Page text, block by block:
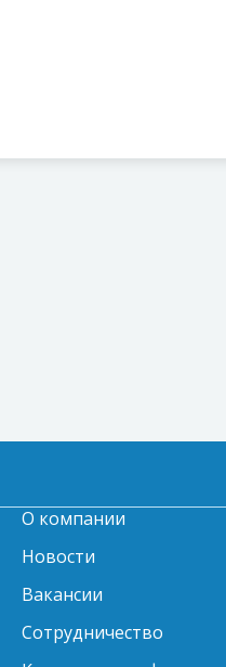
О компании
Новости
Вакансии
Сотрудничество